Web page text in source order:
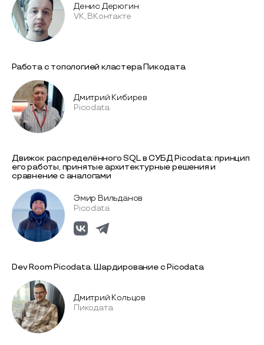
Денис Дерюгин
VK, ВКонтакте
Работа с топологией кластера Пикодата
Дмитрий Кибирев
Picodata
Движок распределённого SQL в СУБД Picodata: принцип
его работы, принятые архитектурные решения и
сравнение с аналогами
Эмир Вильданов
Picodata
Dev Room Picodata. Шардирование с Picodata
Дмитрий Кольцов
Пикодата